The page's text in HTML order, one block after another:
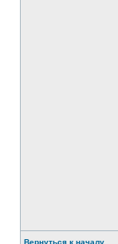
Вернуться к началу